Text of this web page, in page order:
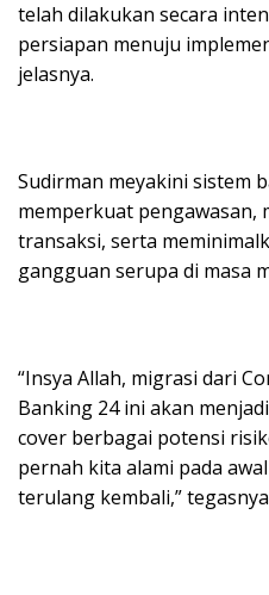
telah dilakukan secara
persiapan menuju
jelasnya.
Sudirman meyakini sistem
memperkuat pengawasan,
transaksi, serta
gangguan serupa di masa
“Insya Allah, migrasi dari
Banking 24 ini akan
cover berbagai potensi
pernah kita alami pada
terulang kembali,”